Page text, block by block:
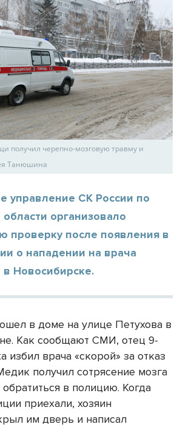
получил черепно-мозговую травму и
Танюшина
управление СК России по
организовало
проверку после появления в
о нападении на врача
Новосибирске.
в доме на улице Петухова в
Как сообщают СМИ, отец 9-
избил врача «скорой» за отказ
получил сотрясение мозга
в полицию. Когда
приехали, хозяин
им дверь и написал